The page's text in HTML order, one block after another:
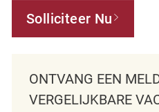
Solliciteer Nu
ONTVANG EEN
VERGELIJKBARE